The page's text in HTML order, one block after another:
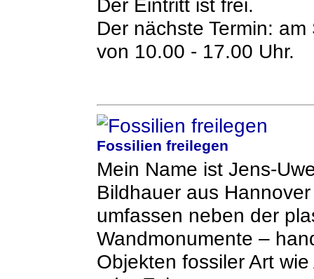
Der Eintritt ist frei.
Der nächste Termin:
von 10.00 - 17.00 Uhr.
Fossilien freilegen
Mein Name ist Jens-
Bildhauer aus
umfassen neben der
Wandmonumente –
Objekten fossiler Art